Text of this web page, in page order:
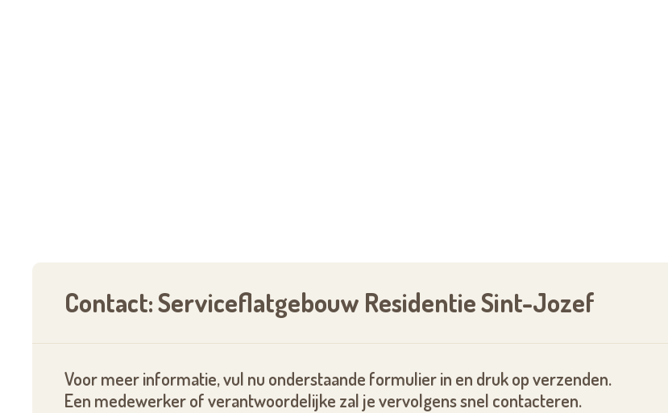
Contact: Serviceflatgebouw Residentie Sint-Jozef
Voor meer informatie, vul nu onderstaande formulier in en druk op verzenden.
Een medewerker of verantwoordelijke zal je vervolgens snel contacteren.